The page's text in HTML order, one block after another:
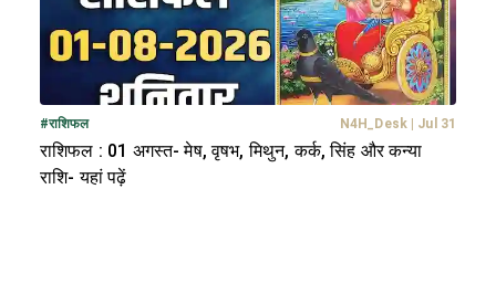
#राशिफल N4H_Desk| Jul 31
राशिफल : 01 अगस्त- मेष, वृषभ, मिथुन, कर्क, सिंह और कन्या
राशि- यहां पढ़ें